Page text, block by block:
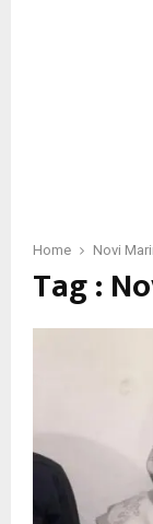
Home Novi
Tag :